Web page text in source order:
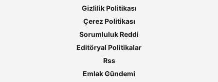
Gizlilik Politikası
Çerez Politikası
Sorumluluk Reddi
Editöryal Politikalar
Rss
Emlak Gündemi